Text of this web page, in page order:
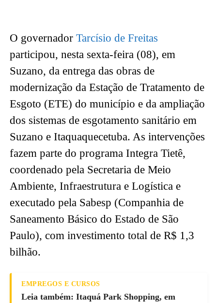
O governador Tarcísio de Freitas
participou, nesta sexta-feira (08), em
Suzano, da entrega das obras de
modernização da Estação de Tratamento de
Esgoto (ETE) do município e da ampliação
dos sistemas de esgotamento sanitário em
Suzano e Itaquaquecetuba. As intervenções
fazem parte do programa Integra Tietê,
coordenado pela Secretaria de Meio
Ambiente, Infraestrutura e Logística e
executado pela Sabesp (Companhia de
Saneamento Básico do Estado de São
Paulo), com investimento total de R$ 1,3
bilhão.
EMPREGOS E CURSOS
Leia também: Itaquá Park Shopping, em